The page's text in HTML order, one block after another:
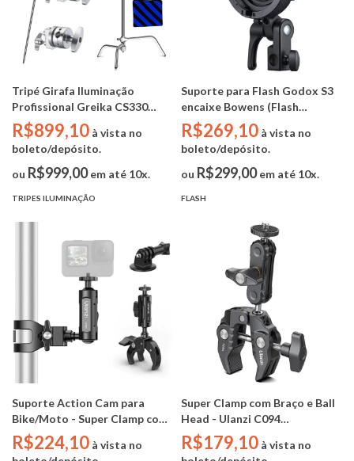
Tripé Girafa Iluminação
Profissional Greika CS330
(Aço Inox - base C-Stand -
3,30m - 30kg - vara boom
128cm fino - sandbag)
R$899,10 à vista no
boleto/depósito.
ou R$999,00em até 10x.
TRIPES ILUMINAÇÃO
Suporte para Flash Godox S3
encaixe Bowens (Flash
Speedlite Cabeça Redonda /
Retangular)
R$269,10 à vista no
boleto/depósito.
ou R$299,00em até 10x.
FLASH
Suporte Action Cam para
Bike/Moto - Super Clamp com
Braço e Ball Head - Ulanzi
C105 (capacidade de carga de
R$224,10 à vista no
Super Clamp com Braço e Ball
Head - Ulanzi C094
(capacidade de carga de 1.5
kg)
R$179,10 à vista no